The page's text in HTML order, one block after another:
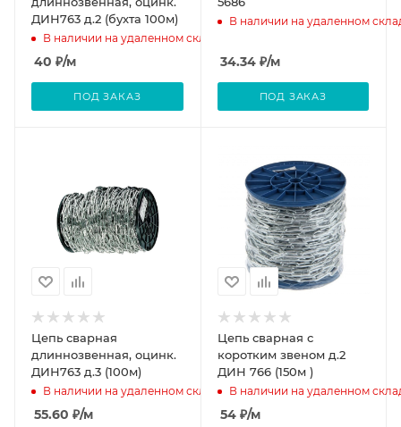
ДИН763 д.2 (бухта 100м)
В наличии на удаленном складе
40 ₽/м
ПОД ЗАКАЗ
В наличии на удаленном
34.34₽/м
ПОД ЗАКАЗ
Цепь сварная
длиннозвенная, оцинк.
ДИН763 д.3 (100м)
В наличии на удаленном складе
55.60 ₽/м
Цепь сварная с
коротким звеном д.2
ДИН 766 (150м )
В наличии на удаленном
54₽/м